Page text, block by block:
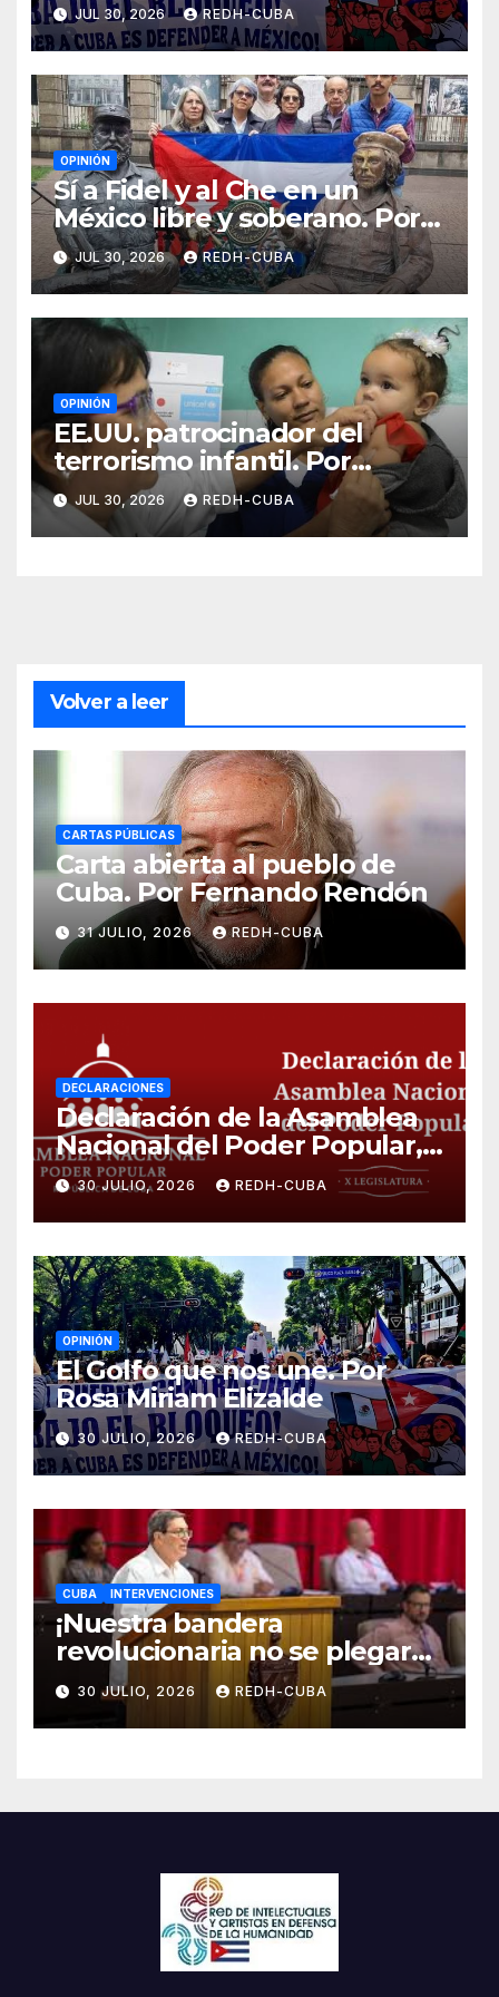
JUL 30, 2026 REDH-CUBA
OPINIÓN
Sí a Fidel y al Che en un
México libre y soberano. Por
Luis Manuel Arce Issac
JUL 30, 2026 REDH-CUBA
OPINIÓN
EE.UU. patrocinador del
terrorismo infantil. Por
Ramón Pedregal Casanova
JUL 30, 2026 REDH-CUBA
Volver a leer
CARTAS PÚBLICAS
Carta abierta al pueblo de
Cuba. Por Fernando Rendón
31 JULIO, 2026 REDH-CUBA
DECLARACIONES
Declaración de la Asamblea
Nacional del Poder Popular,
¡Cesen el cerco energético y
el castigo colectivo al pueblo
cubano!
30 JULIO, 2026 REDH-CUBA
OPINIÓN
El Golfo que nos une. Por
Rosa Miriam Elizalde
30 JULIO, 2026 REDH-CUBA
CUBA INTERVENCIONES
¡Nuestra bandera
revolucionaria no se plegará
jamás! Por Bruno Rodríguez
Parrilla
30 JULIO, 2026 REDH-CUBA